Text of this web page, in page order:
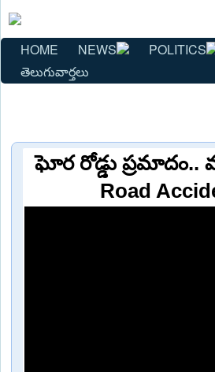
HOME NEWS POLITICS
తెలుగువార్తలు
ఘోర రోడ్డు ప్రమాదం..
Road